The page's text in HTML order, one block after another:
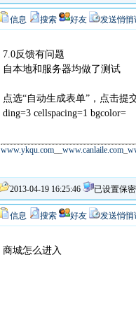
信息 搜索 好友 发送悄悄
7.0反馈有问题
自本地和服务器均做了测试
点选“自动生成表单”，点击提
ding=3 cellspacing=1 bgcolor=
www.ykqu.com www.canlaile.com
2013-04-19 16:25:46 已设置保密
信息 搜索 好友 发送悄悄
商城怎么进入